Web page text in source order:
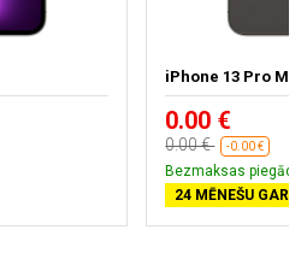
iPhone 13 Pro
0.00 €
0.00 € -0.00 €
Bezmaksas piegāde
24 MĒNEŠU